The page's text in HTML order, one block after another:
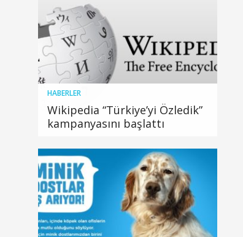
HABERLER
Wikipedia “Türkiye’yi Özledik”
kampanyasını başlattı